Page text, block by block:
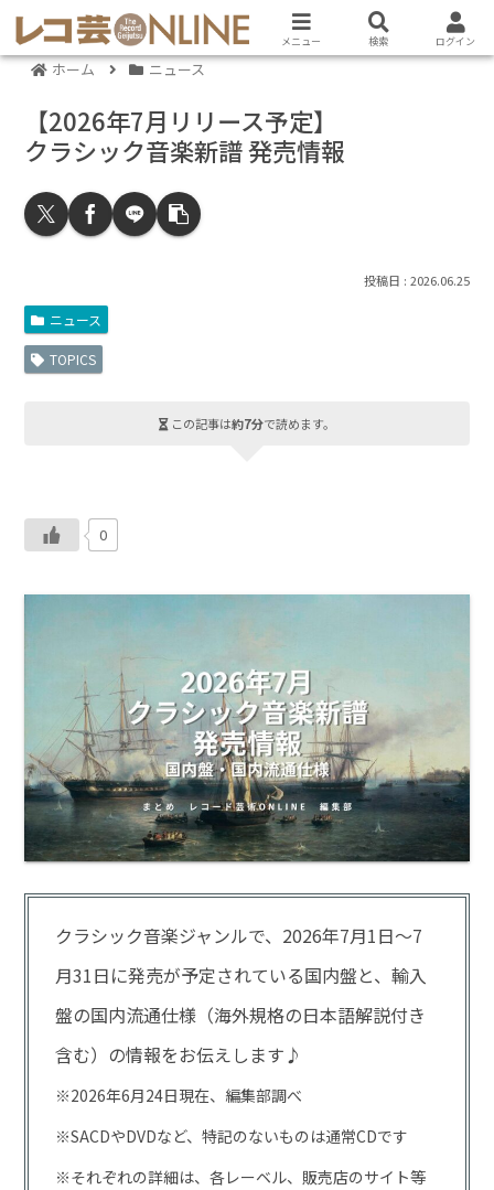
ホーム ニュース
【2026年7月リリース予定】
クラシック音楽新譜 発売情報
2026.06.25
ニュース
TOPICS
この記事は約7分で読めます。
0
クラシック音楽ジャンルで、2026年7月1日～7
月31日に発売が予定されている国内盤と、輸入
盤の国内流通仕様（海外規格の日本語解説付き
含む）の情報をお伝えします♪
※2026年6月24日現在、編集部調べ
※SACDやDVDなど、特記のないものは通常CDです
※それぞれの詳細は、各レーベル、販売店のサイト等
メニュー 検索 ログイン